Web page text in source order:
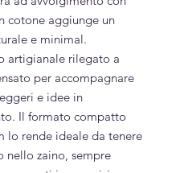
cotone aggiunge un
e minimal.
artigianale rilegato a
per accompagnare
e idee in
Il formato compatto
lo rende ideale da tenere
nello zaino, sempre